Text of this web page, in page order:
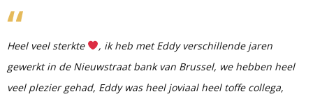
Heel veel sterkte
, ik heb met Eddy verschillende jaren
gewerkt in de Nieuwstraat bank van Brussel, we hebben heel
veel plezier gehad, Eddy was heel joviaal heel toffe collega,